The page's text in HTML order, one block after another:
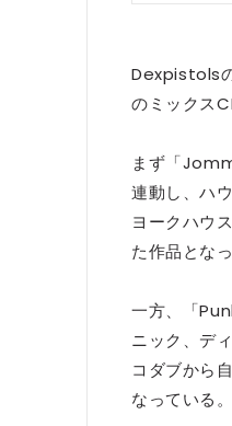
Dexpistols
のミックス
まず「
連動し、ハ
ヨークハウ
た作品とな
一方、「
ニック、デ
コダブから
なっている。